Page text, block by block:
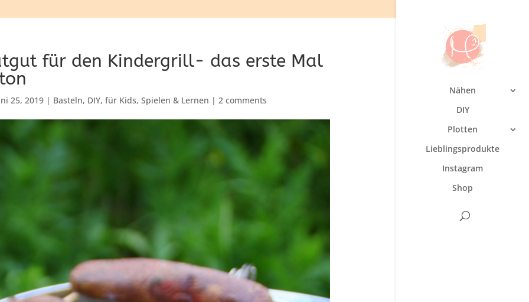
Nähen
DIY
Plotten
Lieblingsprodukte
Instagram
Shop
für den Kindergrill- das erste Mal
25, 2019 | Basteln, DIY,für Kids,Spielen & Lernen |2 comments